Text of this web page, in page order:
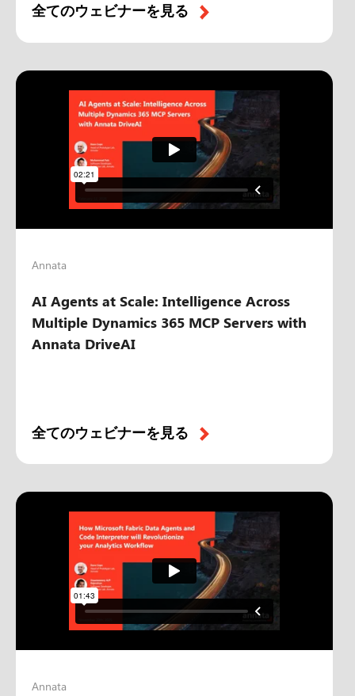
全てのウェビナーを見る
Annata
AI Agents at Scale: Intelligence Across
Multiple Dynamics 365 MCP Servers with
Annata DriveAI
全てのウェビナーを見る
Annata